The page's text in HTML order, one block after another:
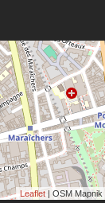
Leaflet | OSM Mapnik